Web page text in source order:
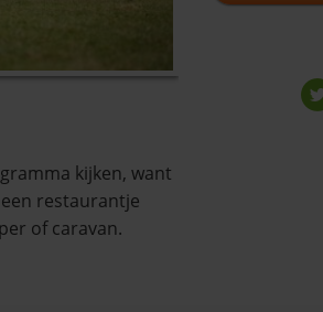
kijken, want
restaurantje
of caravan.